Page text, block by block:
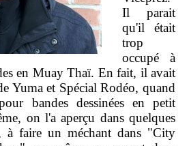
Il parait
qu'il était
trop
occupé à
en Muay Thaï. En fait, il avait
Yuma et Spécial Rodéo, quand
bandes dessinées en petit
on l'a aperçu dans quelques
à faire un méchant dans "City